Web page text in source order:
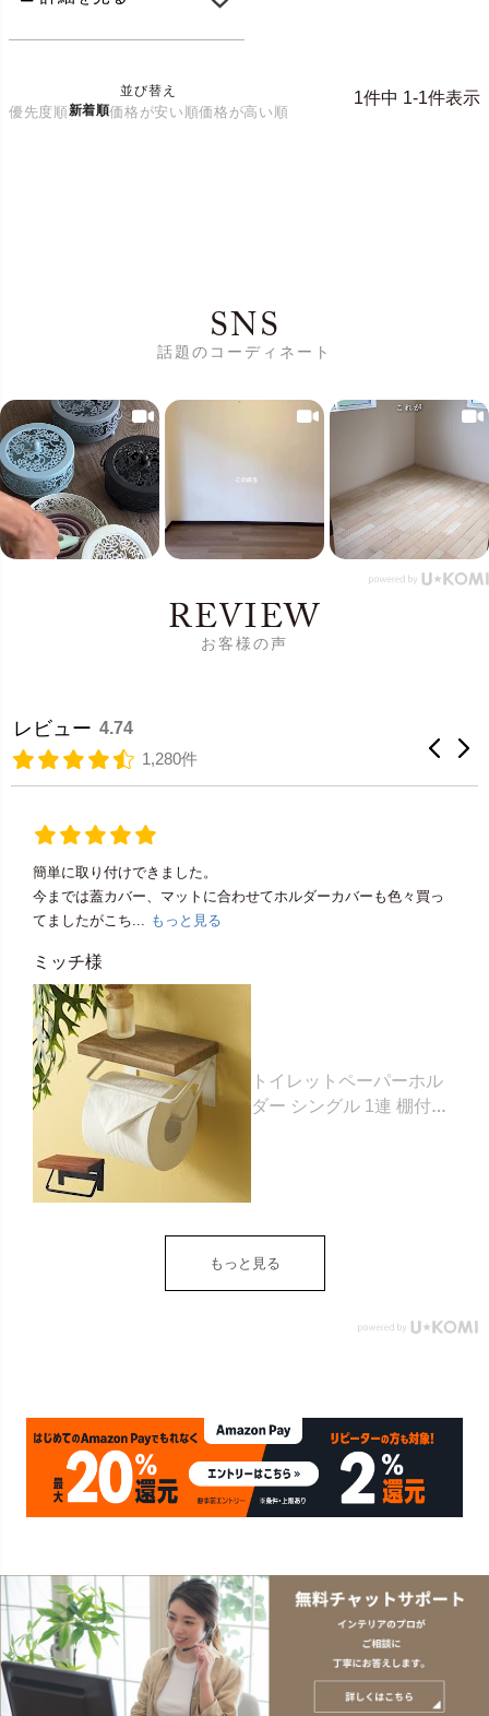
並び替え
優先度順新着順価格が安い順価格が高い順
1件中 1-1件表示
SNS
話題のコーディネート
REVIEW
お客様の声
レビュー 4.74
1,280件
簡単に取り付けできました。
今までは蓋カバー、マットに合わせてホルダーカバーも色々買っ
てましたがこち... もっと見る
ミッチ様
トイレットペーパーホル
ダー シングル 1連 棚付き
ダー 収納 DIY アンティー
ク ヴィンテージ ナチュラ
リア アジアン [84302] ホ
もっと見る